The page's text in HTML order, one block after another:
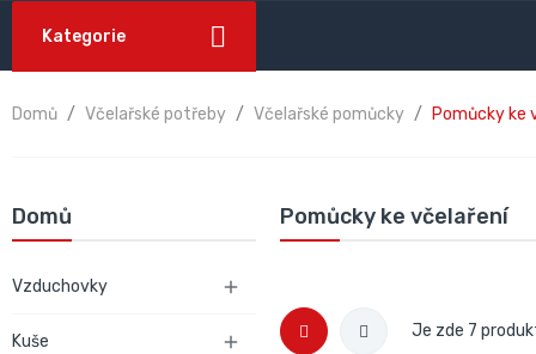
Kategorie
Domů Včelařské potřeby Včelařské pomůcky Pomůcky ke
Domů
Vzduchovky 
Kuše 
Pomůcky ke včelaření
Je zde 7